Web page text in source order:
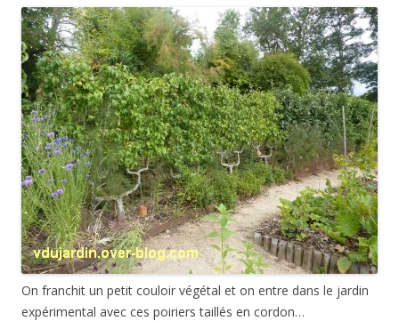
On franchit un petit couloir végétal et on entre dans le jardin
expérimental avec ces poiriers taillés en cordon…